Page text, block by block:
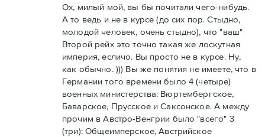
Ох, милый мой, вы бы почитали чего-нибудь.
А то ведь и не в курсе (до сих пор. Стыдно,
молодой человек, очень стыдно), что "ваш"
Второй рейх это точно такая же лоскутная
империя, есличо. Вы просто не в курсе. Ну,
как обычно. ))) Вы же понятия не имеете, что в
Германии того времени было 4 (четыре)
военных министерства: Вюртембергское,
Баварское, Прусское и Саксонское. А между
прочим в Австро-Венгрии было "всего" 3
(три): Общеимперское, Австрийское